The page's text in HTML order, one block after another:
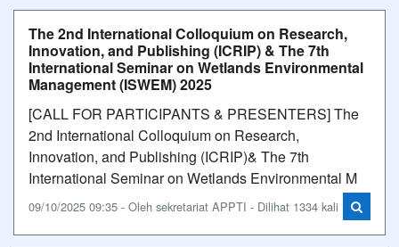
The 2nd International Colloquium on Research,
Innovation, and Publishing (ICRIP) & The 7th
International Seminar on Wetlands Environmental
Management (ISWEM) 2025
[CALL FOR PARTICIPANTS & PRESENTERS] The
2nd International Colloquium on Research,
Innovation, and Publishing (ICRIP)& The 7th
International Seminar on Wetlands Environmental M
09/10/2025 09:35 - Oleh sekretariat APPTI - Dilihat 1334 kali